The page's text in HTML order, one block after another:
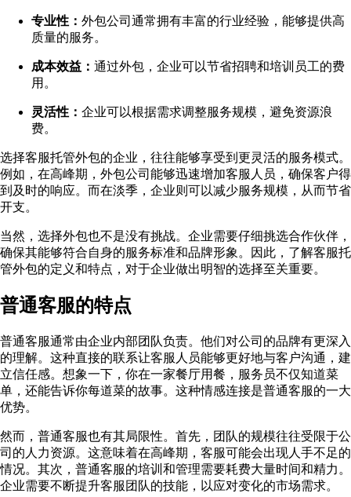
专业性： 外包公司通常拥有丰富的行业经验，能够提供高
质量的服务。
成本效益： 通过外包，企业可以节省招聘和培训员工的费
用。
灵活性： 企业可以根据需求调整服务规模，避免资源浪
费。
选择客服托管外包的企业，往往能够享受到更灵活的服务模式。
例如，在高峰期，外包公司能够迅速增加客服人员，确保客户得
到及时的响应。而在淡季，企业则可以减少服务规模，从而节省
开支。
当然，选择外包也不是没有挑战。企业需要仔细挑选合作伙伴，
确保其能够符合自身的服务标准和品牌形象。因此，了解客服托
管外包的定义和特点，对于企业做出明智的选择至关重要。
普通客服的特点
普通客服通常由企业内部团队负责。他们对公司的品牌有更深入
的理解。这种直接的联系让客服人员能够更好地与客户沟通，建
立信任感。想象一下，你在一家餐厅用餐，服务员不仅知道菜
单，还能告诉你每道菜的故事。这种情感连接是普通客服的一大
优势。
然而，普通客服也有其局限性。首先，团队的规模往往受限于公
司的人力资源。这意味着在高峰期，客服可能会出现人手不足的
情况。其次，普通客服的培训和管理需要耗费大量时间和精力。
企业需要不断提升客服团队的技能，以应对变化的市场需求。